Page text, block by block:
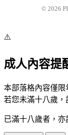
© 2026
⚠️
成人內容提
本部落格內容僅限
若您未滿十八歲，
已滿十八歲者，亦